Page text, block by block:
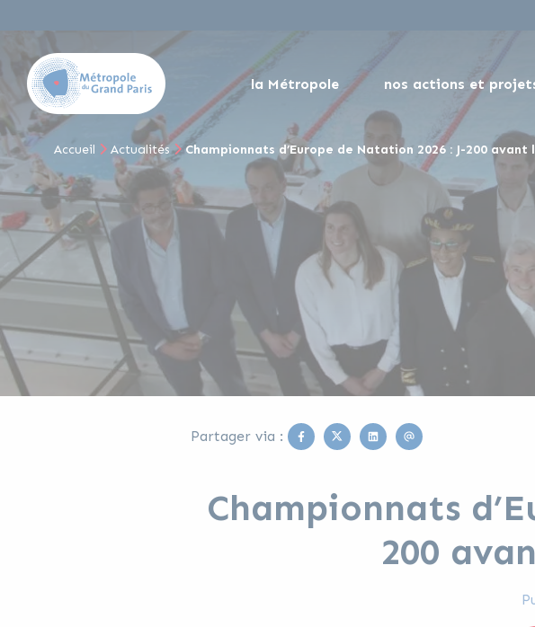
la Métropole nos actions et
Accueil Actualités Championnats d’Europe de Natation 2026 : J-200 avant
Partager via : Facebook
TwitterLinkedinEmail
Championnats
200